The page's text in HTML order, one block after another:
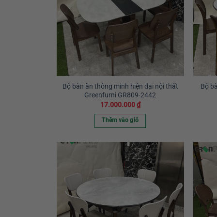
Bộ bàn ăn thông minh hiện đại nội thất
Greenfurni GR809-2442
17.000.000₫
Thêm vào giỏ
Bộ